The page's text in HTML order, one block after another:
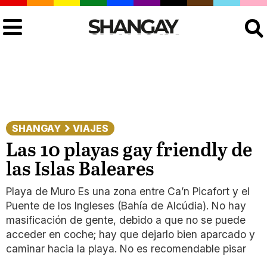
SHANGAY VIAJES
Las 10 playas gay friendly de
las Islas Baleares
Playa de Muro Es una zona entre Ca’n Picafort y el
Puente de los Ingleses (Bahía de Alcúdia). No hay
masificación de gente, debido a que no se puede
acceder en coche; hay que dejarlo bien aparcado y
caminar hacia la playa. No es recomendable pisar